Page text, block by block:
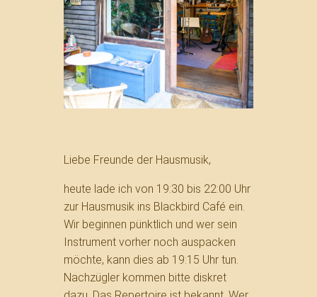
Liebe Freunde der Hausmusik,
heute lade ich von 19:30 bis 22:00 Uhr
zur Hausmusik ins Blackbird Café ein.
Wir beginnen pünktlich und wer sein
Instrument vorher noch auspacken
möchte, kann dies ab 19:15 Uhr tun.
Nachzügler kommen bitte diskret